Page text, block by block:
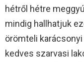
hétről hétre
mindig hallhatjuk
örömteli
kedves szarvasi